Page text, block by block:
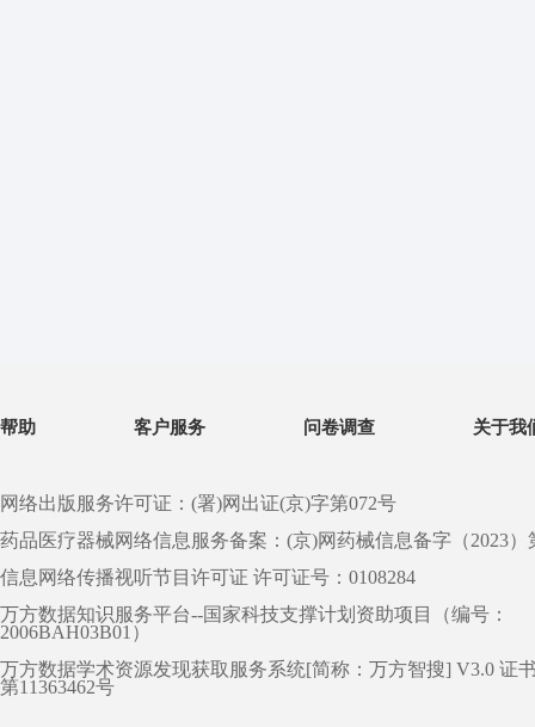
帮助 客户服务 问卷调查 关于我
网络出版服务许可证：(署)网出证(京)字第072号
药品医疗器械网络信息服务备案：(京)网药械信息备字（2023）
信息网络传播视听节目许可证 许可证号：0108284
万方数据知识服务平台--国家科技支撑计划资助项目（编号：
2006BAH03B01）
万方数据学术资源发现获取服务系统[简称：万方智搜] V3.0 证
第11363462号